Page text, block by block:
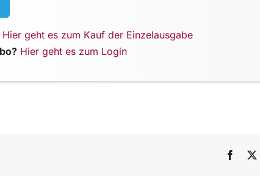
Hier geht es zum Kauf der Einzelausgabe
Hier geht es zum Login